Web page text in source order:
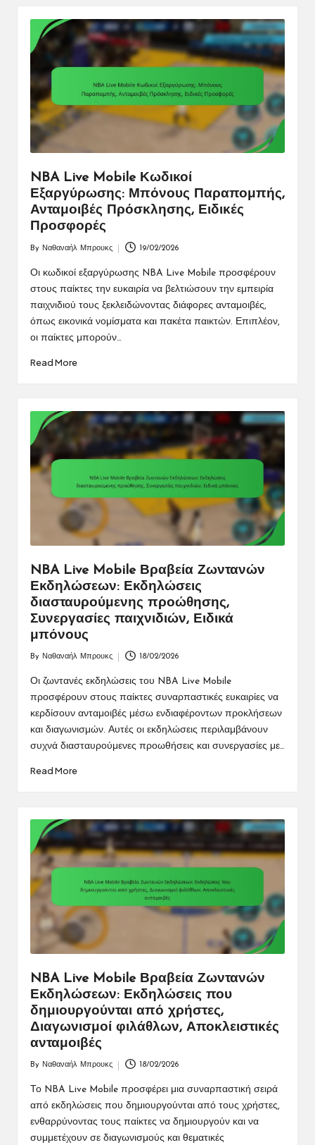
NBA Live Mobile Κωδικοί
Εξαργύρωσης: Μπόνους Παραπομπής,
Ανταμοιβές Πρόσκλησης, Ειδικές
Προσφορές
by
By Ναθαναήλ Μπρουκς 19/02/2026
Οι κωδικοί εξαργύρωσης NBA Live Mobile προσφέρουν
στους παίκτες την ευκαιρία να βελτιώσουν την εμπειρία
παιχνιδιού τους ξεκλειδώνοντας διάφορες ανταμοιβές,
όπως εικονικά νομίσματα και πακέτα παικτών. Επιπλέον,
οι παίκτες μπορούν…
Read More
NBA Live Mobile Βραβεία Ζωντανών
Εκδηλώσεων: Εκδηλώσεις
διασταυρούμενης προώθησης,
Συνεργασίες παιχνιδιών, Ειδικά
μπόνους
by
By Ναθαναήλ Μπρουκς 18/02/2026
Οι ζωντανές εκδηλώσεις του NBA Live Mobile
προσφέρουν στους παίκτες συναρπαστικές ευκαιρίες να
κερδίσουν ανταμοιβές μέσω ενδιαφέροντων προκλήσεων
και διαγωνισμών. Αυτές οι εκδηλώσεις περιλαμβάνουν
συχνά διασταυρούμενες προωθήσεις και συνεργασίες με…
Read More
NBA Live Mobile Βραβεία Ζωντανών
Εκδηλώσεων: Εκδηλώσεις που
δημιουργούνται από χρήστες,
Διαγωνισμοί φιλάθλων, Αποκλειστικές
ανταμοιβές
by
By Ναθαναήλ Μπρουκς 18/02/2026
Το NBA Live Mobile προσφέρει μια συναρπαστική σειρά
από εκδηλώσεις που δημιουργούνται από τους χρήστες,
ενθαρρύνοντας τους παίκτες να δημιουργούν και να
συμμετέχουν σε διαγωνισμούς και θεματικές